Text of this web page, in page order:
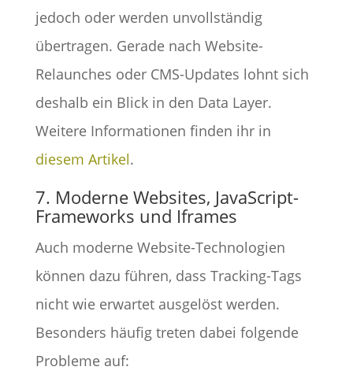
jedoch oder werden unvollständig
übertragen. Gerade nach Website-
Relaunches oder CMS-Updates lohnt sich
deshalb ein Blick in den Data Layer.
Weitere Informationen finden ihr in
diesem Artikel.
7. Moderne Websites, JavaScript-
Frameworks und Iframes
Auch moderne Website-Technologien
können dazu führen, dass Tracking-Tags
nicht wie erwartet ausgelöst werden.
Besonders häufig treten dabei folgende
Probleme auf: